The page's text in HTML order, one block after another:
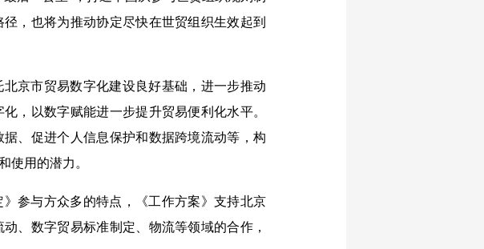
，也将为推动协定尽快在世贸组织生效起到
京市贸易数字化建设良好基础，进一步推动
，以数字赋能进一步提升贸易便利化水平。
、促进个人信息保护和数据跨境流动等，构
使用的潜力。
参与方众多的特点，《工作方案》支持北京
、数字贸易标准制定、物流等领域的合作，